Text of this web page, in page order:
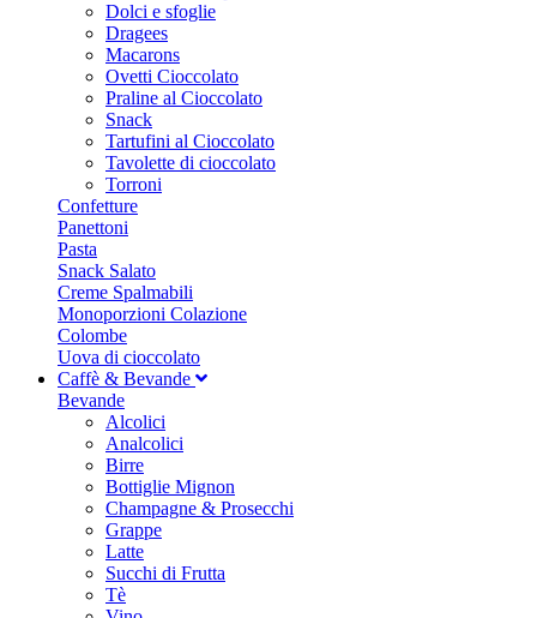
Dolci e sfoglie
Dragees
Macarons
Ovetti Cioccolato
Praline al Cioccolato
Snack
Tartufini al Cioccolato
Tavolette di cioccolato
Torroni
Confetture
Panettoni
Pasta
Snack Salato
Creme Spalmabili
Monoporzioni Colazione
Colombe
Uova di cioccolato
Caffè & Bevande
Bevande
Alcolici
Analcolici
Birre
Bottiglie Mignon
Champagne & Prosecchi
Grappe
Latte
Succhi di Frutta
Tè